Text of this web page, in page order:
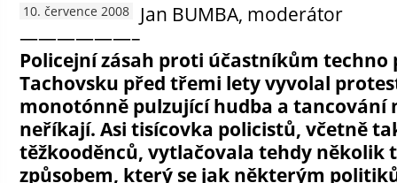
10. července 2008
Jan BUMBA, moderátor
——————–
Policejní zásah proti účastníkům techno
Tachovsku před třemi lety vyvolal
monotónně pulzující hudba a tancování
neříkají. Asi tisícovka policistů, včetně
těžkooděnců, vytlačovala tehdy několik
způsobem, který se jak některým